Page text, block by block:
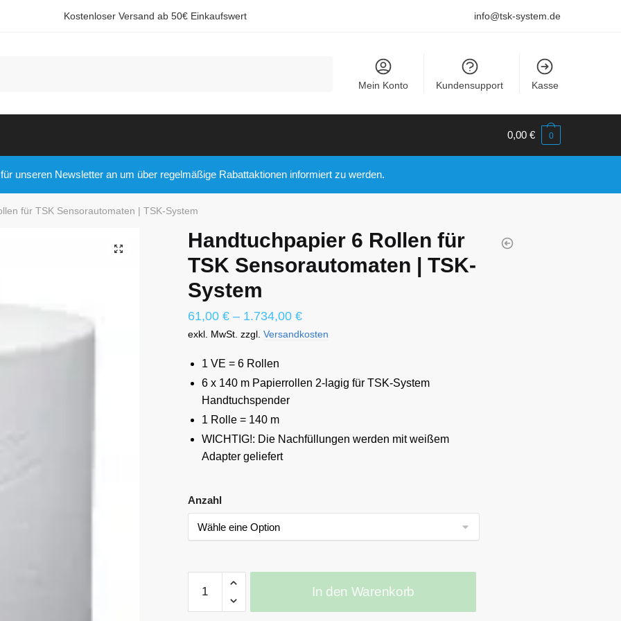
Kostenloser Versand ab 50€ Einkaufswert info@tsk-system.de
Mein Konto Kundensupport Kasse
0,00 € 0
unseren Newsletter an um über regelmäßige Rabattaktionen informiert zu werden.
für TSK Sensorautomaten | TSK-System
🔍
Handtuchpapier 6 Rollen für
TSK Sensorautomaten | TSK-
System
61,00 €– 1.734,00 €
exkl. MwSt. zzgl. Versandkosten
1 VE = 6 Rollen
6 x 140 m Papierrollen 2-lagig für TSK-System
Handtuchspender
1 Rolle = 140 m
WICHTIG!: Die Nachfüllungen werden mit weißem
Adapter geliefert
Anzahl
In den Warenkorb
SMS WhatsApp